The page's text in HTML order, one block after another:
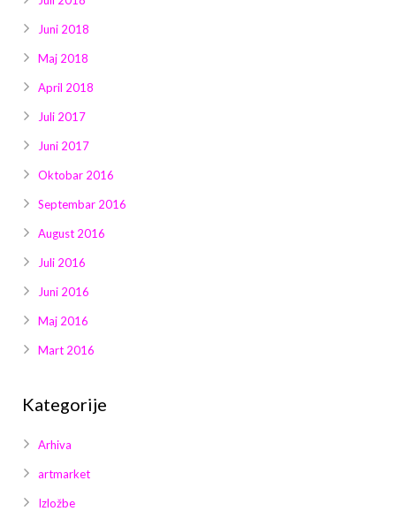
Juni 2018
Maj 2018
April 2018
Juli 2017
Juni 2017
Oktobar 2016
Septembar 2016
August 2016
Juli 2016
Juni 2016
Maj 2016
Mart 2016
Kategorije
Arhiva
artmarket
Izložbe